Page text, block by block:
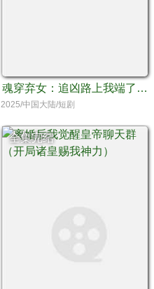
魂穿弃女：追凶路上我端了豪门 魂穿弃女：追凶路上我顺手逆袭
2025/中国大陆/短剧
全集完结